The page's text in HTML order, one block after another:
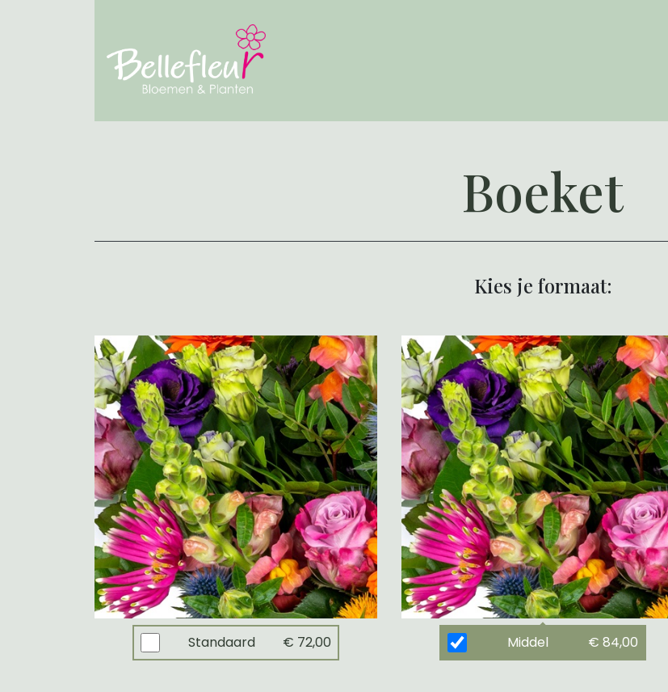
Boeket
Kies je formaat:
Standaard € 72,00 Middel € 84,00